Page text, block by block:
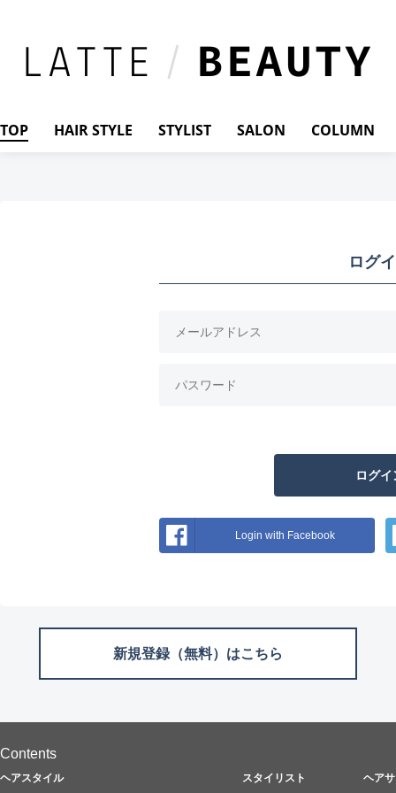
TOP HAIR STYLE STYLIST SALON COLUMN
ログ
Login with Facebook
新規登録（無料）はこちら
Contents
ヘアスタイル スタイリスト ヘア